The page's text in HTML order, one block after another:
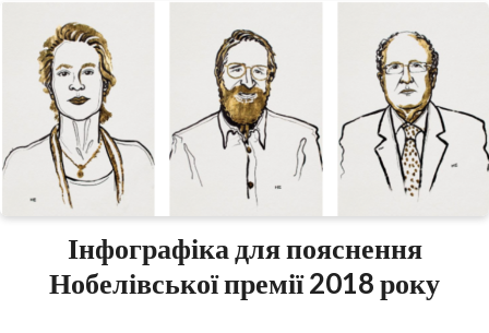
Інфографіка для пояснення
Нобелівської премії 2018 року